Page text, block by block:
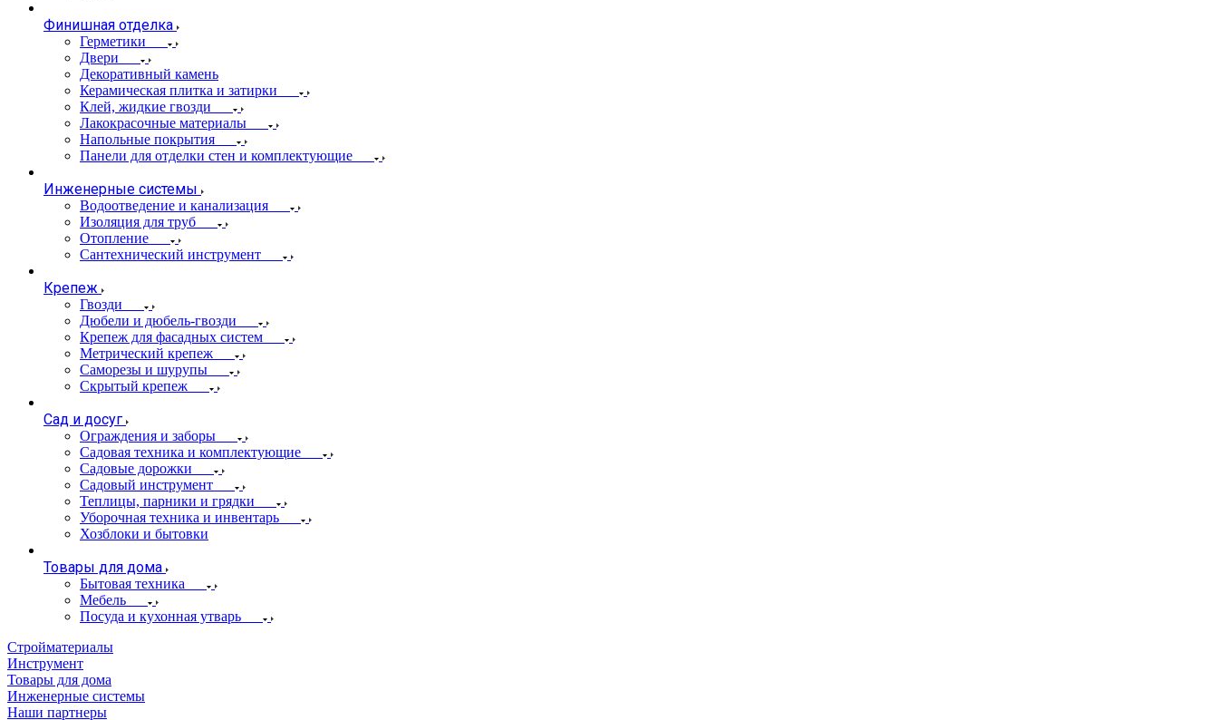
Финишная отделка
Герметики
Двери
Декоративный камень
Керамическая плитка и затирки
Клей, жидкие гвозди
Лакокрасочные материалы
Напольные покрытия
Панели для отделки стен и комплектующие
Инженерные системы
Водоотведение и канализация
Изоляция для труб
Отопление
Сантехнический инструмент
Крепеж
Гвозди
Дюбели и дюбель-гвозди
Крепеж для фасадных систем
Метрический крепеж
Саморезы и шурупы
Скрытый крепеж
Сад и досуг
Ограждения и заборы
Садовая техника и комплектующие
Садовые дорожки
Садовый инструмент
Теплицы, парники и грядки
Уборочная техника и инвентарь
Хозблоки и бытовки
Товары для дома
Бытовая техника
Мебель
Посуда и кухонная утварь
Стройматериалы
Инструмент
Товары для дома
Инженерные системы
Наши партнеры